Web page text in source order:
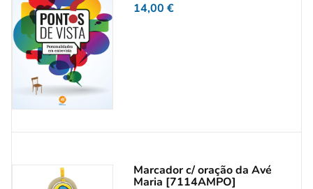
14,00 €
Marcador c/ oração da Avé
Maria [7114AMPO]